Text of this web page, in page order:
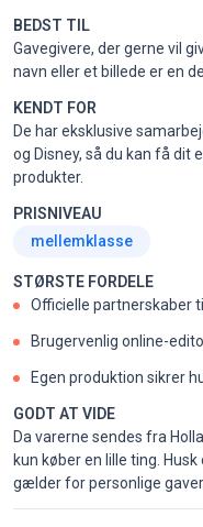
BEDST TIL
Gavegivere, der gerne vil
navn eller et billede er en
KENDT FOR
De har eksklusive
og Disney, så du kan få dit
produkter.
PRISNIVEAU
mellemklasse
STØRSTE FORDELE
Officielle partnerskaber
Brugervenlig online-
Egen produktion sikrer
GODT AT VIDE
Da varerne sendes fra
kun køber en lille ting.
gælder for personlige